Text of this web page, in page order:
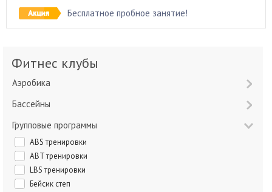
Бесплатное пробное занятие!
Фитнес клубы
Аэробика
Бассейны
Групповые программы
ABS тренировки
ABT тренировки
LBS тренировки
Бейсик степ